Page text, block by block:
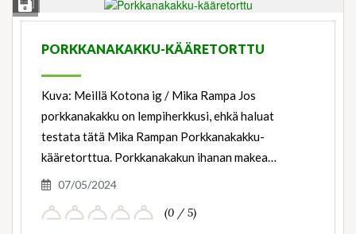
Ingredients
Save Recipe
PORKKANAKAKKU-KÄÄRETORTTU
Kuva: Meillä Kotona ig / Mika Rampa Jos
porkkanakakku on lempiherkkusi, ehkä haluat
testata tätä Mika Rampan Porkkanakakku-
kääretorttua. Porkkanakakun ihanan makea…
07/05/2024
(0 / 5)